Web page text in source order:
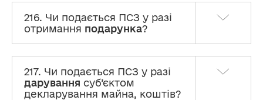
216. Чи подається ПСЗ у разі
отримання подарунка?
217. Чи подається ПСЗ у разі
дарування суб’єктом
декларування майна, коштів?